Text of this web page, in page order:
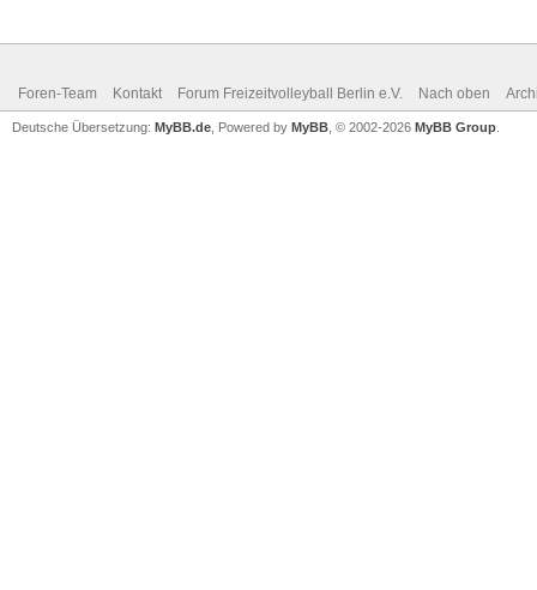
Foren-Team Kontakt Forum Freizeitvolleyball Berlin e.V. Nach oben
Deutsche Übersetzung: MyBB.de , Powered by MyBB , © 2002-2026 MyBB Group